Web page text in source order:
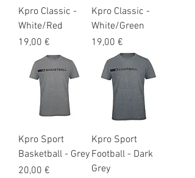
Kpro Classic -
White/Red
Prix
19,00 €
Kpro Classic -
White/Green
Prix
19,00 €
Kpro Sport
Basketball - Grey
Prix
20,00 €
Kpro Sport
Football - Dark
Grey